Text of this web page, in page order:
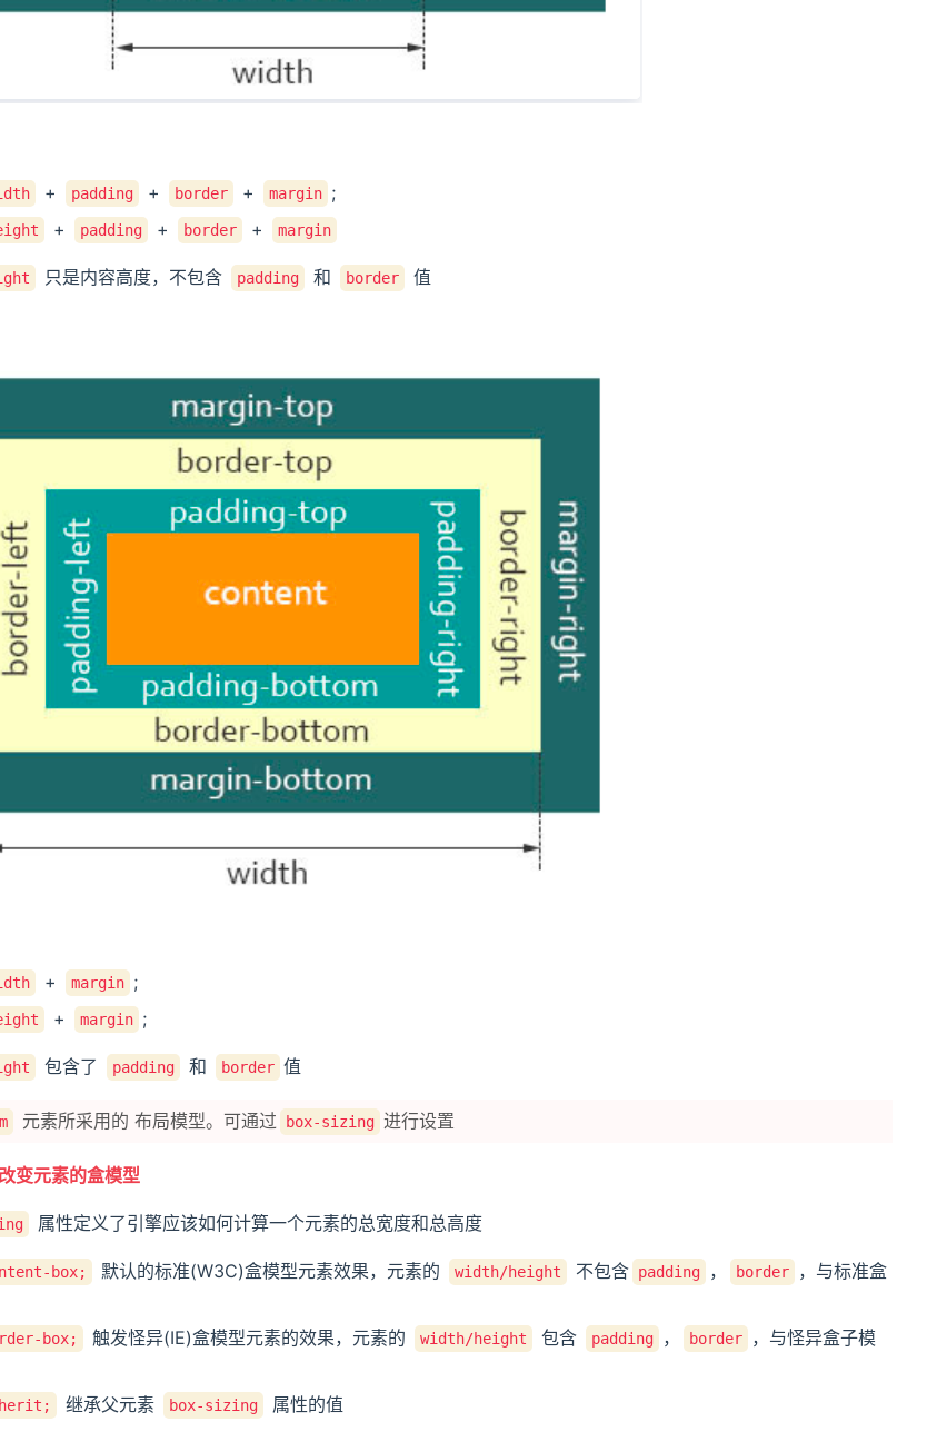
+ padding + border + margin ;
+ padding + border + margin
只是内容高度，不包含 padding 和 border 值
+ margin ;
+ margin ;
包含了 padding 和 border 值
元素所采用的 布局模型。可通过 box-sizing 进行设置
变元素的盒模型
属性定义了引擎应该如何计算一个元素的总宽度和总高度
box; 默认的标准(W3C)盒模型元素效果，元素的 width/height 不包含 padding ， border
，与标准盒
box; 触发怪异(IE)盒模型元素的效果，元素的 width/height 包含 padding ， border
，与怪异盒子模
继承父元素 box-sizing 属性的值